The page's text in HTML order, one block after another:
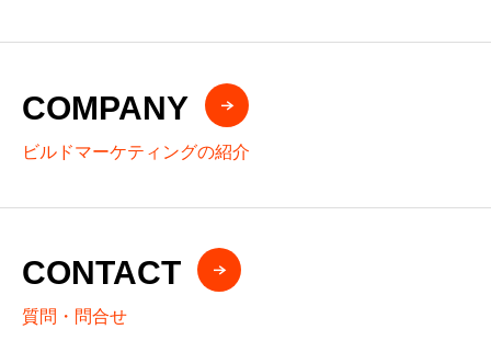
COMPANY
ビルドマーケティングの紹介
CONTACT
質問・問合せ